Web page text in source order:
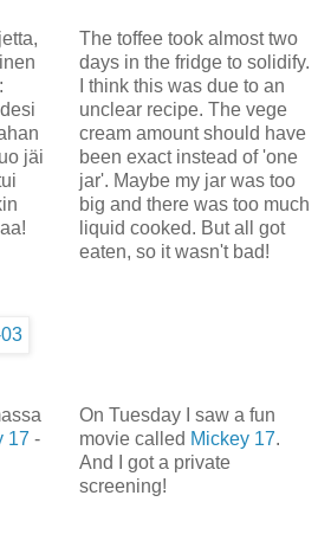
jäi
The toffee took almost two
days in the fridge to solidify.
I think this was due to an
unclear recipe. The vege
cream amount should have
been exact instead of 'one
jar'. Maybe my jar was too
big and there was too much
liquid cooked. But all got
eaten, so it wasn't bad!
17 -
On Tuesday I saw a fun
movie called Mickey 17.
And I got a private
screening!